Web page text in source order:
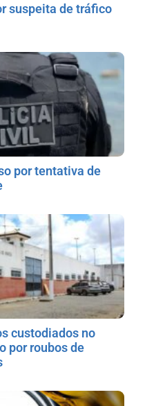
suspeita de tráfico
por tentativa de
custodiados no
por roubos de